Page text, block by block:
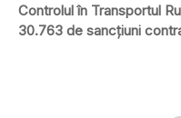
Controlul în Transportul
30.763 de sancţiuni